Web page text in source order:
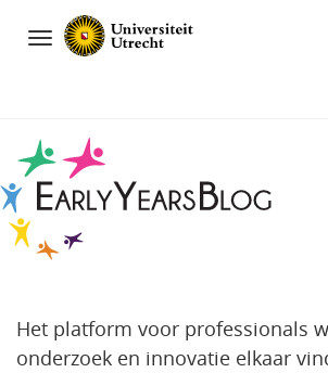
Navigation
Het platform voor professionals
onderzoek en innovatie elkaar